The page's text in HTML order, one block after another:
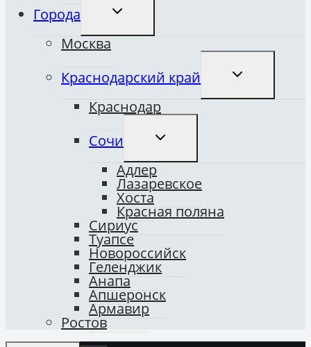
Города
ПЕРЕКЛЮЧИТЬ
ДОЧЕРНЕЕ
Москва
Краснодарский край
ДОЧЕРНЕЕ
Краснодар
Сочи
ПЕРЕКЛЮЧИТЬ
ДОЧЕРНЕЕ
Адлер
Лазаревское
Хоста
Красная поляна
Сириус
Туапсе
Новороссийск
Геленджик
Анапа
Апшеронск
Армавир
Ростов